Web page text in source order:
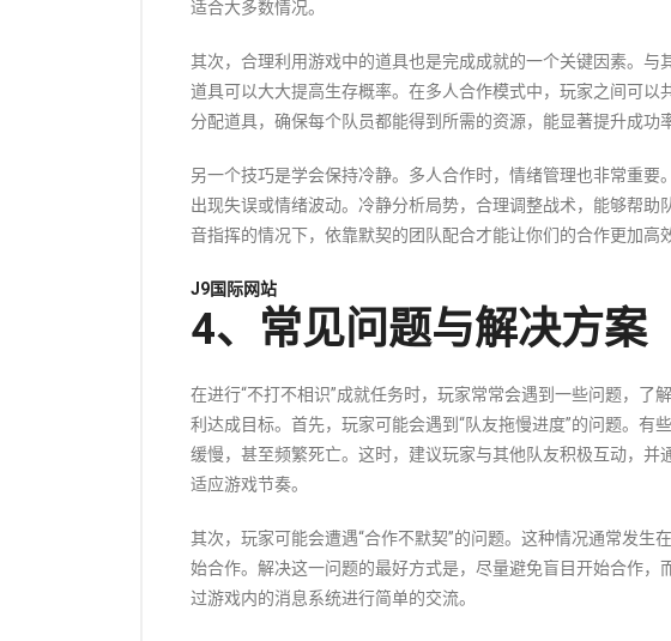
适合大多数情况。
其次，合理利用游戏中的道具也是完成成就的一个关键因素。与
道具可以大大提高生存概率。在多人合作模式中，玩家之间可以
分配道具，确保每个队员都能得到所需的资源，能显著提升成功率
另一个技巧是学会保持冷静。多人合作时，情绪管理也非常重要
出现失误或情绪波动。冷静分析局势，合理调整战术，能够帮助
音指挥的情况下，依靠默契的团队配合才能让你们的合作更加高效
J9国际网站
4、常见问题与解决方案
在进行“不打不相识”成就任务时，玩家常常会遇到一些问题，了
利达成目标。首先，玩家可能会遇到“队友拖慢进度”的问题。有
缓慢，甚至频繁死亡。这时，建议玩家与其他队友积极互动，并
适应游戏节奏。
其次，玩家可能会遭遇“合作不默契”的问题。这种情况通常发生
始合作。解决这一问题的最好方式是，尽量避免盲目开始合作，
过游戏内的消息系统进行简单的交流。